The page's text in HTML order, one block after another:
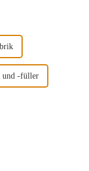
und -füller